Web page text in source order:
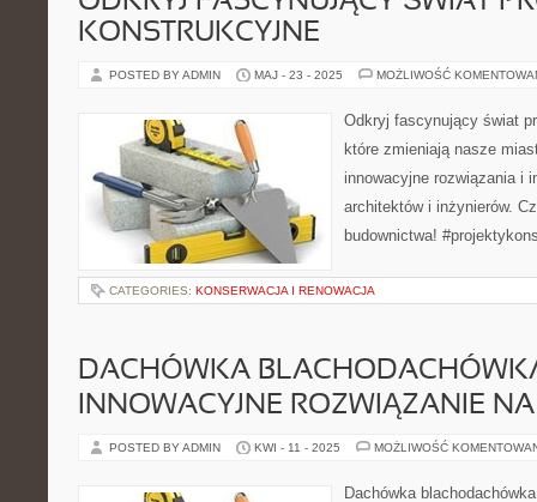
KONSTRUKCYJNE
POSTED BY ADMIN MAJ - 23 - 2025 MOŻLIWOŚĆ
Odkryj fascynujący świat
które zmieniają nasze
innowacyjne rozwiązania i
architektów i inżynierów.
budownictwa!
CATEGORIES: KONSERWACJA I RENOWACJA
DACHÓWKA
INNOWACYJNE ROZWIĄZANIE
POSTED BY ADMIN KWI - 11 - 2025 MOŻLIWOŚĆ
Dachówka